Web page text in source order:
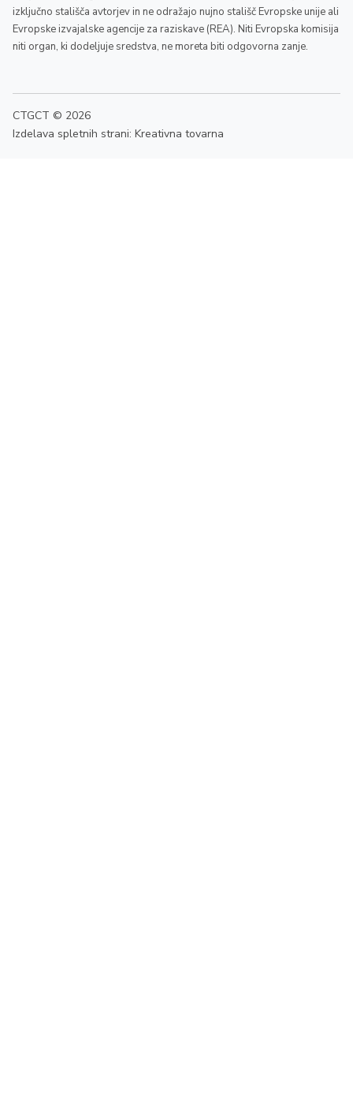
izključno stališča avtorjev in ne odražajo nujno stališč Evropske unije ali
Evropske izvajalske agencije za raziskave (REA). Niti Evropska komisija
niti organ, ki dodeljuje sredstva, ne moreta biti odgovorna zanje.
CTGCT © 2026
Izdelava spletnih strani: Kreativna tovarna